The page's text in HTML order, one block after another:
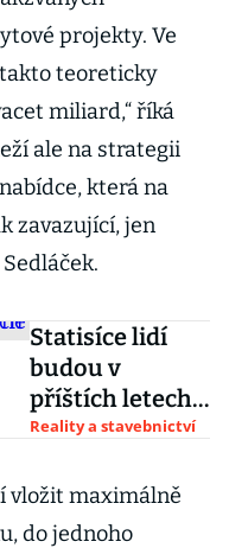
projekty. Ve
teoreticky
miliard,“ říká
ale na strategii
která na
zavazující, jen
Statisíce lidí
budou v
příštích letech
dědit. Může to
zamávat s
trhem bydlení
Reality a stavebnictví
vložit maximálně
do jednoho